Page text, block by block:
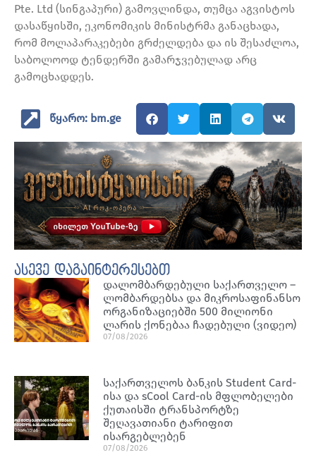
Pte. Ltd (სინგაპური) გამოვლინდა, თუმცა აგვისტოს
დასაწყისში, ეკონომიკის მინისტრმა განაცხადა,
რომ მოლაპარაკებები გრძელდება და ის შესაძლოა,
საბოლოოდ ტენდერში გამარჯვებულად არც
გამოცხადდეს.
წყარო: bm.ge
ასევე დაგაინტერესებთ
დალომბარდებული საქართველო –
ლომბარდებსა და მიკროსაფინანსო
ორგანიზაციებში 500 მილიონი
ლარის ქონებაა ჩადებული (ვიდეო)
07/08/2026
საქართველოს ბანკის Student Card-
ისა და sCool Card-ის მფლობელები
ქუთაისში ტრანსპორტზე
შეღავათიანი ტარიფით
ისარგებლებენ
07/08/2026